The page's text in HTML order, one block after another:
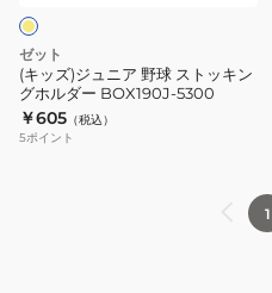
球
ス
ト
ッ
キ
ゼット
(キッズ)ジュニア 野球 ストッキン
グホルダー BOX190J-5300
￥605 （税込）
5ポイント
1